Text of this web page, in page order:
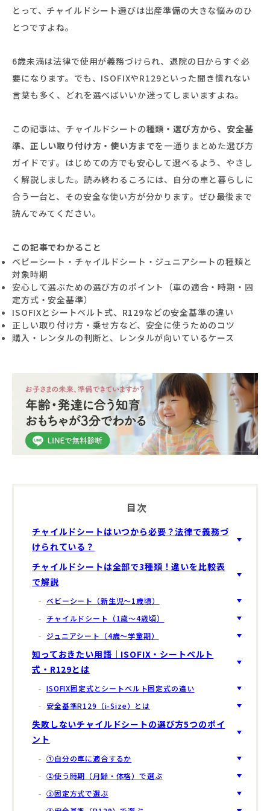
とって、チャイルドシート選びは出産準備の大きな悩みのひ
とつですよね。
6歳未満は法律で使用が義務づけられ、退院の日からすぐ必
要になります。でも、ISOFIXやR129といった聞き慣れない
言葉も多く、どれを選べばいいか迷ってしまいますよね。
この記事は、チャイルドシートの種類・選び方から、安全基
準、正しい取り付け方・使い方までを一通りまとめた選び方
ガイドです。はじめての方でも安心して選べるよう、やさし
く解説しました。読み終わるころには、自分の車と暮らしに
合う一台と、その安全な使い方が分かります。ぜひ最後まで
読んでみてください。
この記事でわかること
ベビーシート・チャイルドシート・ジュニアシートの種類と
対象時期
安心して選ぶための選び方のポイント（車の適合・時期・固
定方式・安全基準）
ISOFIXとシートベルト式、R129などの安全基準の違い
正しい取り付け方・乗せ方など、安全に使うためのコツ
購入・レンタルの判断と、レンタルが向いているケース
目次
チャイルドシートはいつから必要？法律で義務づ
けられている？
チャイルドシートは全部で3種類！違いを比較表
で解説
ベビーシート（新生児〜1歳頃）
チャイルドシート（1歳〜4歳頃）
ジュニアシート（4歳〜学童期）
知っておきたい用語｜ISOFIX・シートベルト
式・R129とは
ISOFIX固定式とシートベルト固定式の違い
安全基準R129（i-Size）とは
失敗しないチャイルドシートの選び方5つのポイ
ント
①自分の車に適合するか
②使う時期（月齢・体格）で選ぶ
③固定方式で選ぶ